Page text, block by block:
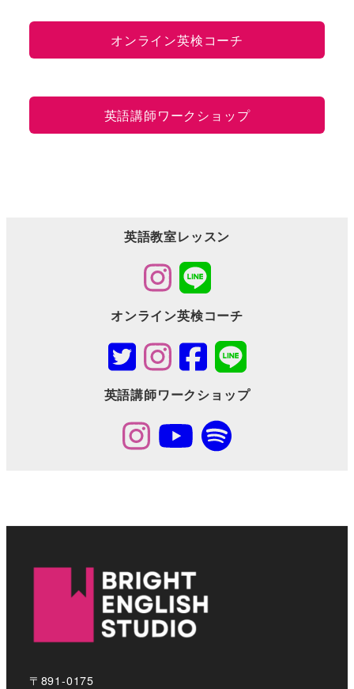
オンライン英検コーチ
英語講師ワークショップ
英語教室レッスン
オンライン英検コーチ
英語講師ワークショップ
〒891-0175